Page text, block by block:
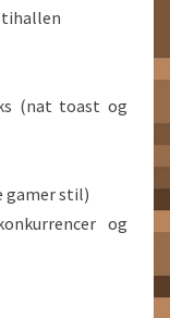
(nat toast og
gamer stil)
og